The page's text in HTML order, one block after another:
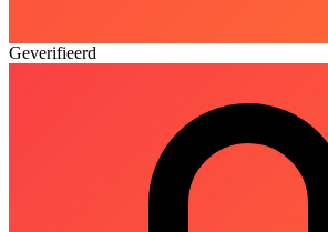
Geverifieerd